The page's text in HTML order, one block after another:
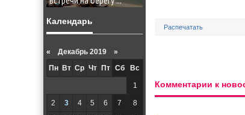
Распечатать
Комментарии к
Календарь
« Декабрь 2019 »
Пн
Вт Ср Чт Пт Сб Вс
1
2 3 4 5 6 7 8